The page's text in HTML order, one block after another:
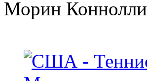
Морин